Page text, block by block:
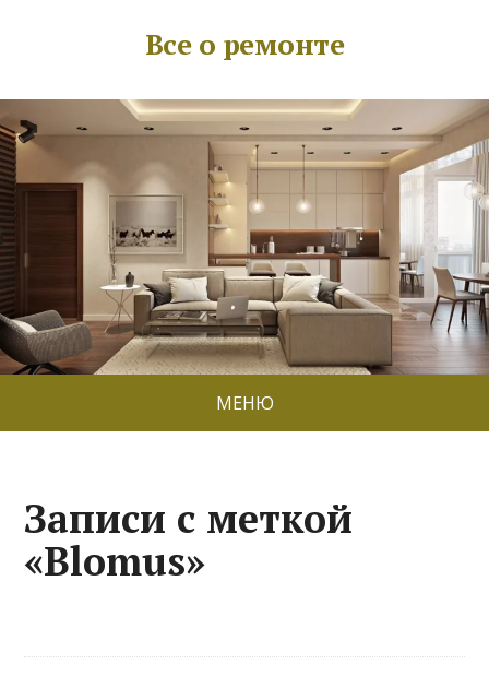
Все о ремонте
МЕНЮ
Записи с меткой
«Blomus»